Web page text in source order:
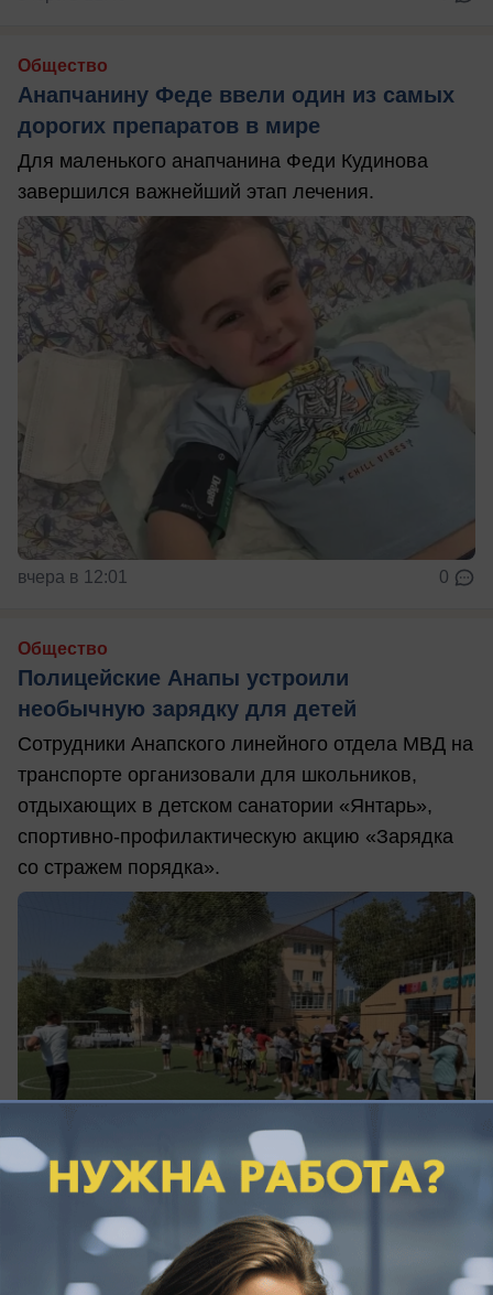
Общество
Анапчанину Феде ввели один из самых
дорогих препаратов в мире
Для маленького анапчанина Феди Кудинова
завершился важнейший этап лечения.
вчера в 12:01 0
Общество
Полицейские Анапы устроили
необычную зарядку для детей
Сотрудники Анапского линейного отдела МВД на
транспорте организовали для школьников,
отдыхающих в детском санатории «Янтарь»,
спортивно-профилактическую акцию «Зарядка
со стражем порядка».
вчера в 10:31